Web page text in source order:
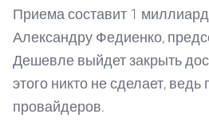
Приема составит 1
Александру Федиенко,
Дешевле выйдет закрыть
этого никто не сделает,
провайдеров.